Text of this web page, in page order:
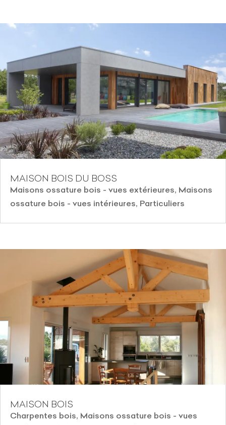
MAISON BOIS DU BOSS
Maisons ossature bois - vues extérieures, Maisons
ossature bois - vues intérieures, Particuliers
MAISON BOIS
Charpentes bois, Maisons ossature bois - vues